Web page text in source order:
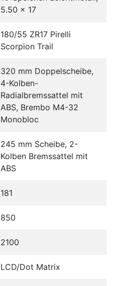
5.50 x 17
180/55 ZR17 Pirelli
Scorpion Trail
320 mm Doppelscheibe,
4-Kolben-
Radialbremssattel mit
ABS, Brembo M4-32
Monobloc
245 mm Scheibe, 2-
Kolben Bremssattel mit
ABS
181
850
2100
LCD/Dot Matrix